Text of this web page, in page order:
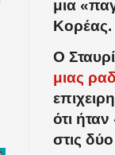
μια
Κορέας.
Ο
μιας
ότι
στις